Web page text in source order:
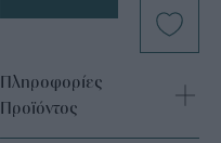
Πληροφορίες
Προϊόντος